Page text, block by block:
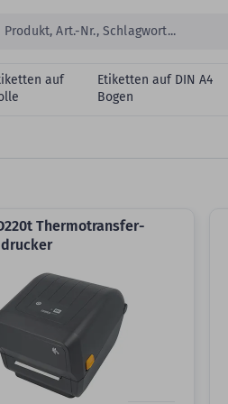
auf
Etiketten auf DIN A4
Bogen
Thermotransfer-